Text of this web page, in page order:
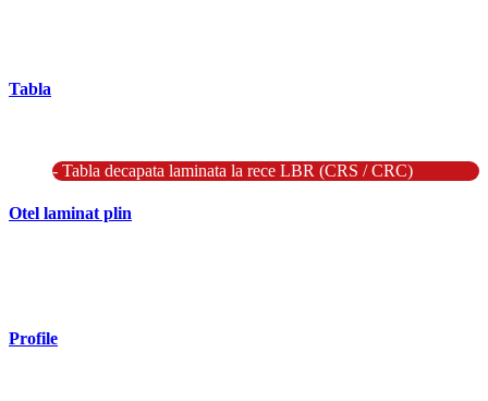
Tabla
- Tabla decapata laminata la rece LBR (CRS / CRC)
Otel laminat plin
Profile